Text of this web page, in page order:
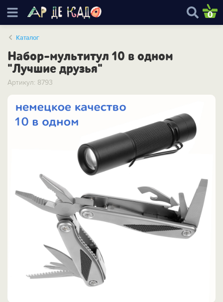
0
Каталог
Набор-мультитул 10 в одном
"Лучшие друзья"
Артикул: 8793